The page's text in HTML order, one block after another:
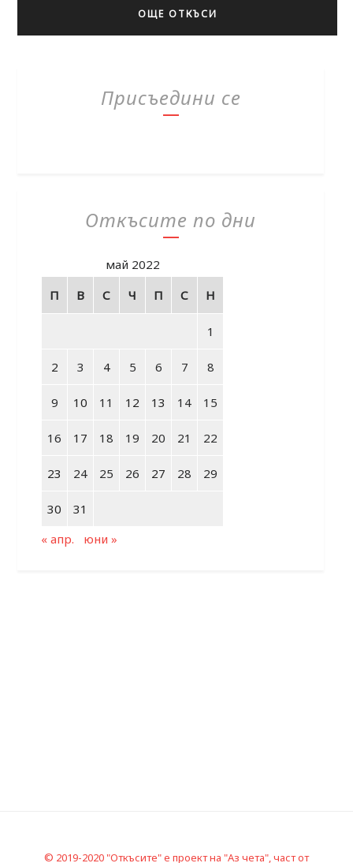
ОЩЕ ОТКЪСИ
Присъедини се
Откъсите по дни
май 2022
П
В С Ч П С Н
1
2 3 4 5 6 7 8
9 10 11 12 13 14 15
16 17 18 19 20 21 22
23 24 25 26 27 28 29
30
31
« апр.
юни »
© 2019-2020 "Откъсите" е проект на "Аз чета", част от